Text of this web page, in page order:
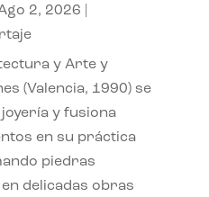
2, 2026
y Arte y
(Valencia, 1990) se
joyería y fusiona
en su práctica
piedras
delicadas obras